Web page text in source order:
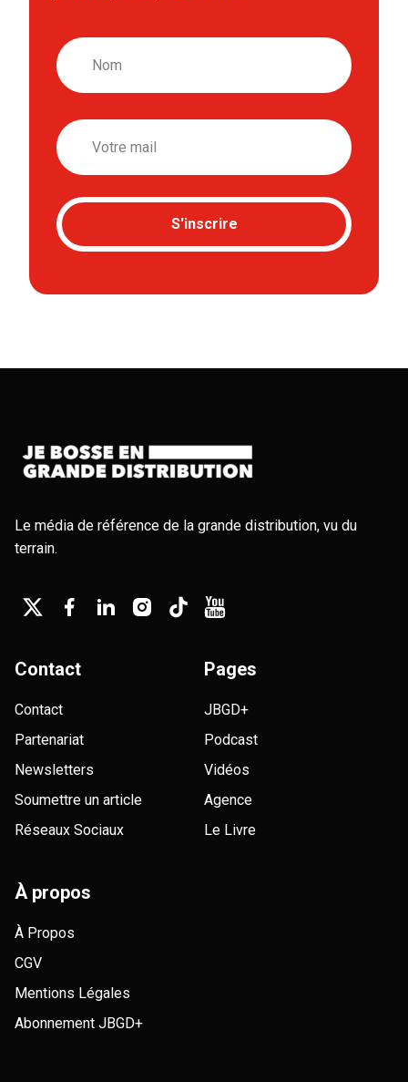
Nom
Email
S'inscrire
Le média de référence de la grande distribution, vu du
terrain.
Contact
Contact
Partenariat
Newsletters
Soumettre un article
Réseaux Sociaux
Pages
JBGD+
Podcast
Vidéos
Agence
Le Livre
À propos
À Propos
CGV
Mentions Légales
Abonnement JBGD+